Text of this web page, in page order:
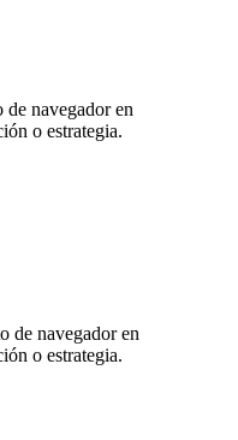
navegador en
o estrategia.
de navegador en
o estrategia.